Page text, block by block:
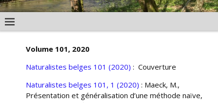
Volume 101, 2020
Naturalistes belges 101 (2020) : Couverture
Naturalistes belges 101, 1 (2020) : Maeck, M.,
Présentation et généralisation d’une méthode naïve,